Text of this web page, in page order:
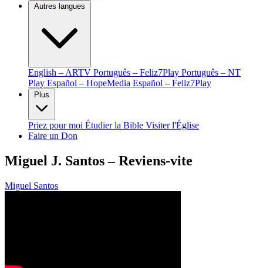
Autres langues
English – ARTV Português – Feliz7Play Português – NT
Play Español – HopeMedia Español – Feliz7Play
Plus
Priez pour moi Étudier la Bible Visiter l'Église
Faire un Don
Miguel J. Santos – Reviens-vite
Miguel Santos